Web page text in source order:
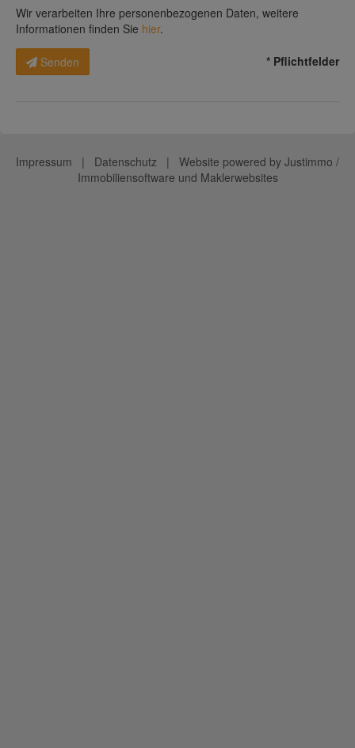
Wir verarbeiten Ihre personenbezogenen Daten, weitere
Informationen finden Sie hier.
Senden * Pflichtfelder
Impressum | Datenschutz | Website powered by Justimmo /
Immobiliensoftware und Maklerwebsites